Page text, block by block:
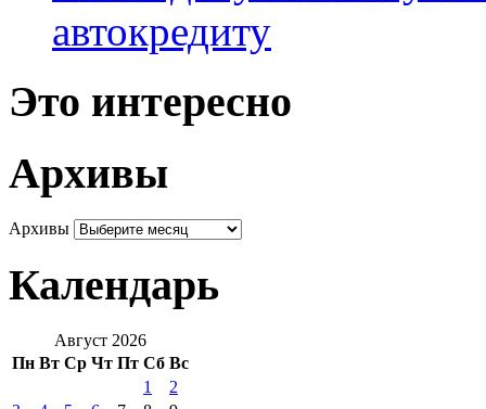
автокредиту
Это интересно
Архивы
Архивы
Календарь
Август 2026
Пн Вт Ср Чт Пт Сб Вс
1
2